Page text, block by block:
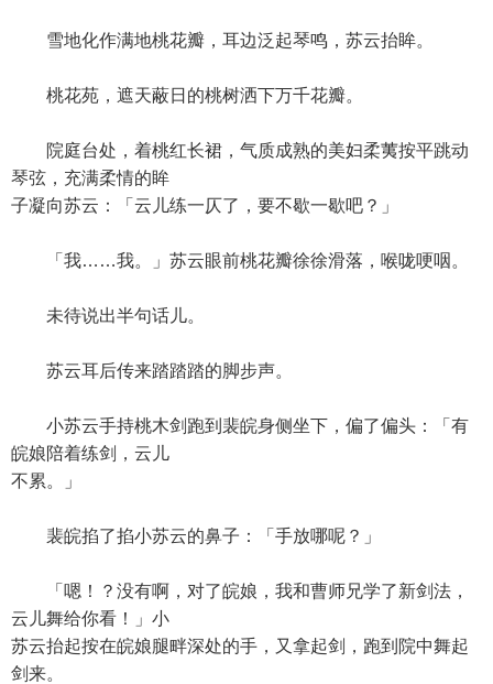
雪地化作满地桃花瓣，耳边泛起琴鸣，苏云抬眸。
桃花苑，遮天蔽日的桃树洒下万千花瓣。
院庭台处，着桃红长裙，气质成熟的美妇柔荑按平跳动
琴弦，充满柔情的眸
子凝向苏云：「云儿练一仄了，要不歇一歇吧？」
「我……我。」苏云眼前桃花瓣徐徐滑落，喉咙哽咽。
未待说出半句话儿。
苏云耳后传来踏踏踏的脚步声。
小苏云手持桃木剑跑到裴皖身侧坐下，偏了偏头：「有
皖娘陪着练剑，云儿
不累。」
裴皖掐了掐小苏云的鼻子：「手放哪呢？」
「嗯！？没有啊，对了皖娘，我和曹师兄学了新剑法，
云儿舞给你看！」小
苏云抬起按在皖娘腿畔深处的手，又拿起剑，跑到院中舞起
剑来。